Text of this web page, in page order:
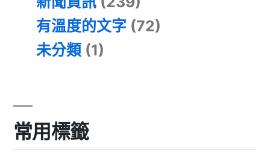
有溫度的文字 (72)
未分類 (1)
常用標籤